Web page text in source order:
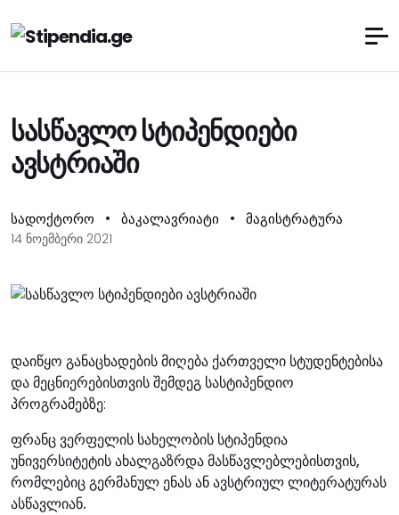
სასწავლო სტიპენდიები
ავსტრიაში
სადოქტორო • ბაკალავრიატი • მაგისტრატურა
14 ნოემბერი 2021
დაიწყო განაცხადების მიღება ქართველი სტუდენტებისა
და მეცნიერებისთვის შემდეგ სასტიპენდიო
პროგრამებზე:
ფრანც ვერფელის სახელობის სტიპენდია
უნივერსიტეტის ახალგაზრდა მასწავლებლებისთვის,
რომლებიც გერმანულ ენას ან ავსტრიულ ლიტერატურას
ასწავლიან.